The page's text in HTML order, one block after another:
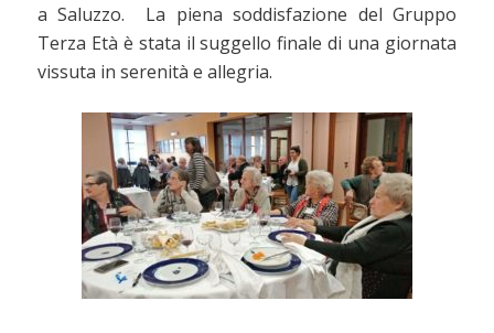
a Saluzzo. La piena soddisfazione del Gruppo
Terza Età è stata il suggello finale di una giornata
vissuta in serenità e allegria.